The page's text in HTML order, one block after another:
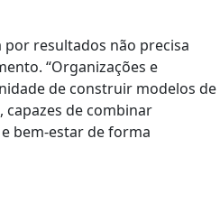
por resultados não precisa
“Organizações e
de construir modelos de
de combinar
bem-estar de forma